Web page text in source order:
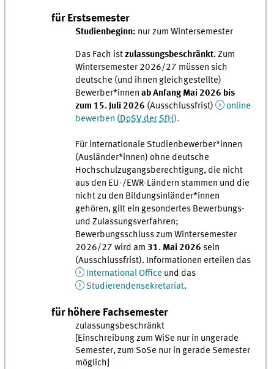
für Erstsemester
Studienbeginn: nur zum Wintersemester
Das Fach istzulassungsbeschränkt. Zum
Wintersemester 2026/27 müssen sich
deutsche (und ihnen gleichgestellte)
Bewerber*innen ab Anfang Mai 2026 bis
zum 15. Juli 2026 (Ausschlussfrist)
online
bewerben (DoSV der SfH ).
Für internationale Studienbewerber*innen
(Ausländer*innen) ohne deutsche
Hochschulzugangsberechtigung, die nicht
aus den EU-/EWR-Ländern stammen und die
nicht zu den Bildungsinländer*innen
gehören, gilt ein gesondertes Bewerbungs-
und Zulassungsverfahren;
Bewerbungsschluss zum Wintersemester
2026/27 wird am 31. Mai 2026 sein
(Ausschlussfrist). Informationen erteilen das
International Office und das
Studierendensekretariat.
für höhere Fachsemester
zulassungsbeschränkt
[Einschreibung zum WiSe nur in ungerade
Semester, zum SoSe nur in gerade Semester
möglich]